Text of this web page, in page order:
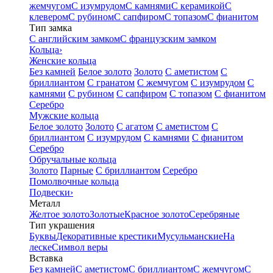
жемчугомС изумрудомС камнямиС керамикойС
клеверомС рубиномС сапфиромС топазомС фианитом
Тип замка
С английским замкомС французским замком
Кольца›
Женские кольца
Без камней Белое золото Золото С аметистом С
бриллиантом С гранатом С жемчугом С изумрудом С
камнями С рубином С сапфиром С топазом С фианитом
Серебро
Мужские кольца
Белое золото Золото С агатом С аметистом С
бриллиантом С изумрудом С камнями С фианитом
Серебро
Обручальные кольца
Золото Парные С бриллиантом Серебро
Помолвочные кольца
Подвески›
Металл
Желтое золотоЗолотыеКрасное золотоСеребряные
Тип украшения
БуквыДекоративные крестикиМусульманскиеНа
лескеСимвол веры
Вставка
Без камнейС аметистомС бриллиантомС жемчугомС